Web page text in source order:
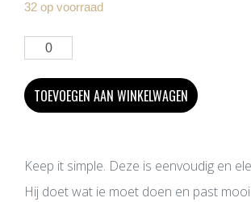
32 op voorraad
TOEVOEGEN AAN WINKELWAGEN
Keep it simple. Deze is eenvoudig en
Hij doet wat ie moet doen en past